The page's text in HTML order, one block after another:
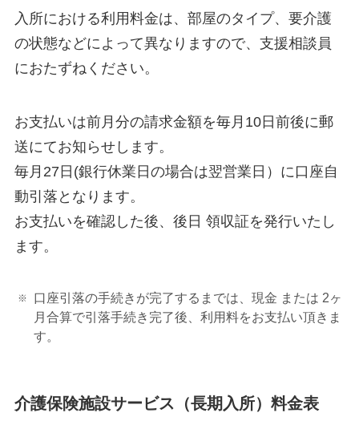
入所における利用料金は、部屋のタイプ、要介護
の状態などによって異なりますので、支援相談員
におたずねください。
お支払いは前月分の請求金額を毎月10日前後に郵
送にてお知らせします。
毎月27日(銀行休業日の場合は翌営業日）に口座自
動引落となります。
お支払いを確認した後、後日 領収証を発行いたし
ます。
口座引落の手続きが完了するまでは、現金 または 2ヶ
月合算で引落手続き完了後、利用料をお支払い頂きま
す。
介護保険施設サービス（長期入所）料金表